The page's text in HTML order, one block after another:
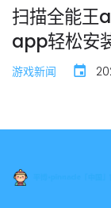
扫描全能王
app轻松安
游戏新闻